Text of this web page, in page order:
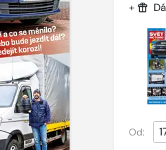
+
Od: